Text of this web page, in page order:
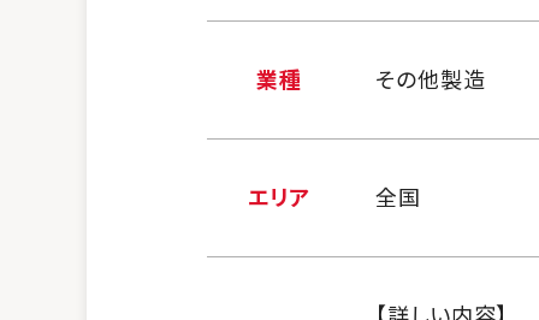
業種 その他製造
エリア 全国